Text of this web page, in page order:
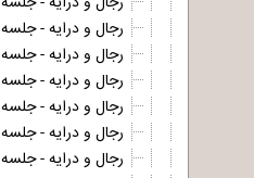
رجال و درایه - جلسه 13
رجال و درایه - جلسه 12
رجال و درایه - جلسه 11
رجال و درایه - جلسه 10
رجال و درایه - جلسه 9
رجال و درایه - جلسه 8